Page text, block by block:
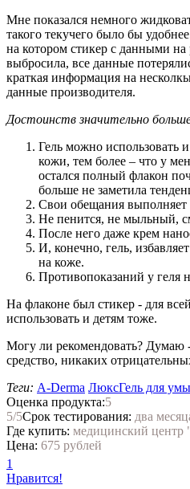
Мне показался немного
такого текучего было бы
на котором стикер с данными на
выбросила, все данные
краткая информация на
данные производителя.
Достоинств значительно
Гель можно использовать
кожи, тем более – что у
остался полный флакон
больше не заметила
Свои обещания выполняет
Не пенится, не мыльный,
После него даже крем
И, конечно, гель,
на коже.
Противопоказаний у геля
На флаконе был стикер - для
использовать и детям тоже.
Могу ли рекомендовать? Думаю
средство, никаких
Теги: A-Derma ЛюксГель для
Оценка продукта:5
5/5Срок тестирования: два
Где купить: медицинский центр
Цена: 675 рублей
1
Нравится!